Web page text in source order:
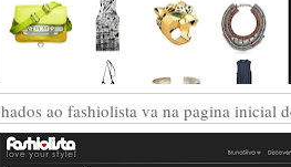
ao fashiolista va na pagina inicial